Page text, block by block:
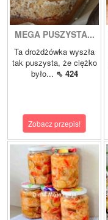
MEGA PUSZYSTA...
Ta drożdżówka wyszła
tak puszysta, że ciężko
było... ⇖ 424
Zobacz przepis!